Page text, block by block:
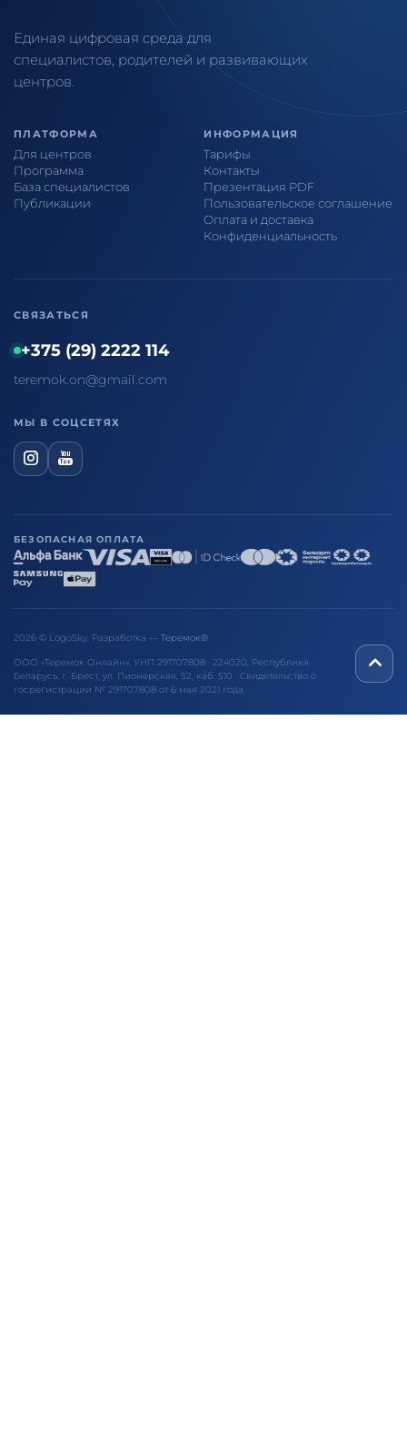
Единая цифровая среда для
специалистов, родителей и развивающих
центров.
ПЛАТФОРМА
Для центров
Программа
База специалистов
Публикации
ИНФОРМАЦИЯ
Тарифы
Контакты
Презентация PDF
Пользовательское соглашение
Оплата и доставка
Конфиденциальность
СВЯЗАТЬСЯ
+375 (29) 2222 114
teremok.on@gmail.com
МЫ В СОЦСЕТЯХ
БЕЗОПАСНАЯ ОПЛАТА
2026 © LogoSky. Разработка — Теремок®
ООО «Теремок Онлайн», УНП 291707808 · 224020, Республика
Беларусь, г. Брест, ул. Пионерская, 52, каб. 510 · Свидетельство о
госрегистрации № 291707808 от 6 мая 2021 года